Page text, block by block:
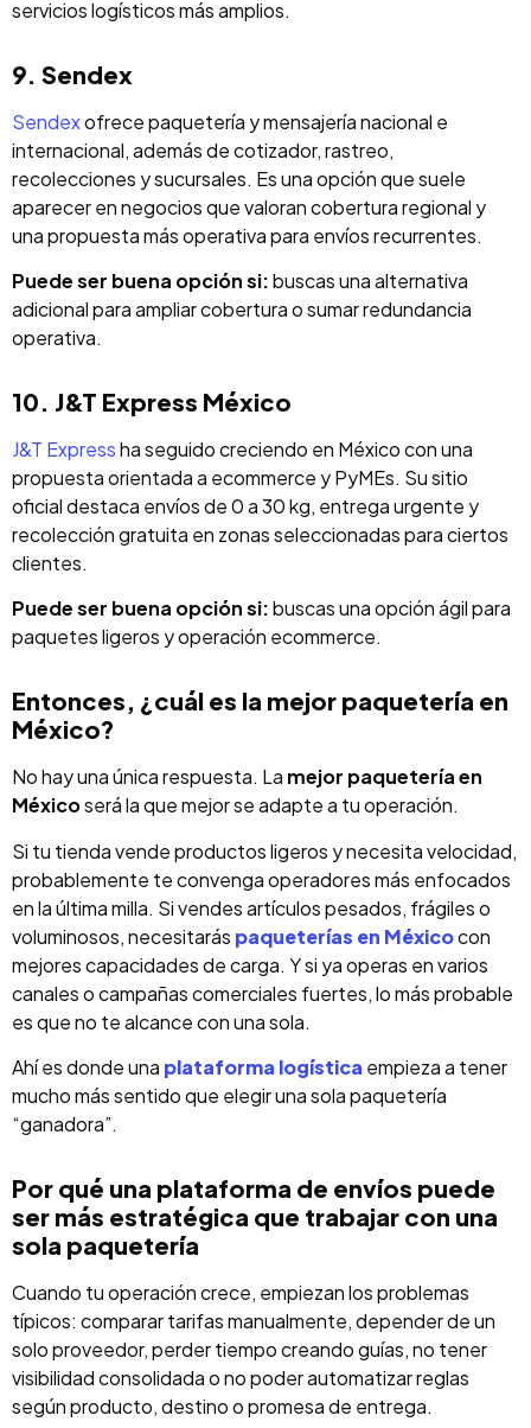
servicios logísticos más amplios.
9. Sendex
Sendexofrece paquetería y mensajería nacional e
internacional, además de cotizador, rastreo,
recolecciones y sucursales. Es una opción que suele
aparecer en negocios que valoran cobertura regional y
una propuesta más operativa para envíos recurrentes.
Puede ser buena opción si:buscas una alternativa
adicional para ampliar cobertura o sumar redundancia
operativa.
10. J&T Express México
J&T Expressha seguido creciendo en México con una
propuesta orientada a ecommerce y PyMEs. Su sitio
oficial destaca envíos de 0 a 30 kg, entrega urgente y
recolección gratuita en zonas seleccionadas para ciertos
clientes.
Puede ser buena opción si:buscas una opción ágil para
paquetes ligeros y operación ecommerce.
Entonces, ¿cuál es la mejor paquetería en
México?
No hay una única respuesta. La mejor paquetería en
Méxicoserá la que mejor se adapte a tu operación.
Si tu tienda vende productos ligeros y necesita velocidad,
probablemente te convenga operadores más enfocados
en la última milla. Si vendes artículos pesados, frágiles o
voluminosos, necesitarás paqueterías en Méxicocon
mejores capacidades de carga. Y si ya operas en varios
canales o campañas comerciales fuertes, lo más probable
es que no te alcance con una sola.
Ahí es donde una plataforma logística empieza a tener
mucho más sentido que elegir una sola paquetería
“ganadora”.
Por qué una plataforma de envíos puede
ser más estratégica que trabajar con una
sola paquetería
Cuando tu operación crece, empiezan los problemas
típicos: comparar tarifas manualmente, depender de un
solo proveedor, perder tiempo creando guías, no tener
visibilidad consolidada o no poder automatizar reglas
según producto, destino o promesa de entrega.